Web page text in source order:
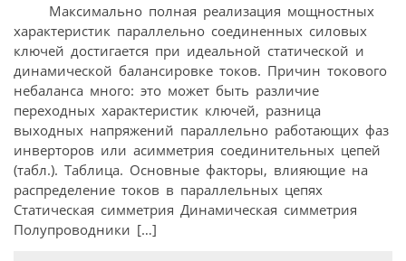
Максимально полная реализация мощностных
характеристик параллельно соединенных силовых
ключей достигается при идеальной статической и
динамической балансировке токов. Причин токового
небаланса много: это может быть различие
переходных характеристик ключей, разница
выходных напряжений параллельно работающих фаз
инверторов или асимметрия соединительных цепей
(табл.). Таблица. Основные факторы, влияющие на
распределение токов в параллельных цепях
Статическая симметрия Динамическая симметрия
Полупроводники […]